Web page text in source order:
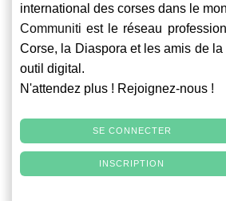
international des corses dans le
Communiti est le réseau
Corse, la Diaspora et les amis de
outil digital.
N'attendez plus ! Rejoignez-nous !
SE CONNECTER
INSCRIPTION